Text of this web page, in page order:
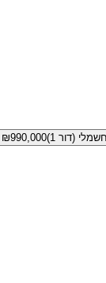
₪990,000